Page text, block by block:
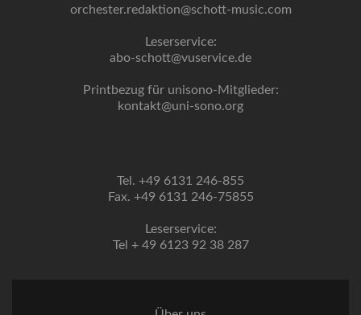
orchester.redaktion@schott-music.com
Leserservice:
abo-schott@vuservice.de
Printbezug für unisono-Mitglieder:
kontakt@uni-sono.org
Tel. +49 6131 246-855
Fax. +49 6131 246-75855
Leserservice:
Tel + 49 6123 92 38 287